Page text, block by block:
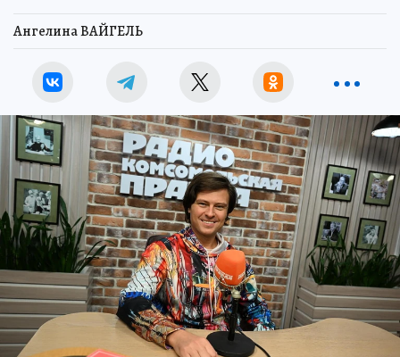
Ангелина ВАЙГЕЛЬ